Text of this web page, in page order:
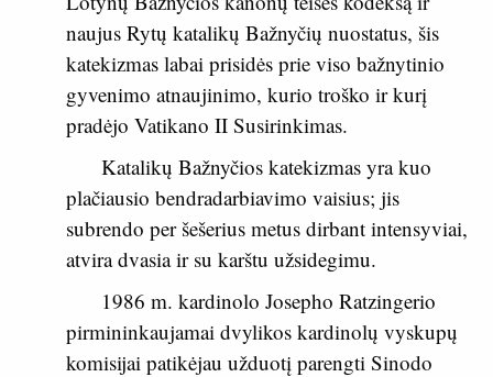
naujus Rytų katalikų Bažnyčių nuostatus, šis
katekizmas labai prisidės prie viso bažnytinio
gyvenimo atnaujinimo, kurio troško ir kurį
pradėjo Vatikano II Susirinkimas.
Katalikų Bažnyčios katekizmas yra kuo
plačiausio bendradarbiavimo vaisius; jis
subrendo per šešerius metus dirbant intensyviai,
atvira dvasia ir su karštu užsidegimu.
1986 m. kardinolo Josepho Ratzingerio
pirmininkaujamai dvylikos kardinolų vyskupų
komisijai patikėjau užduotį parengti Sinodo